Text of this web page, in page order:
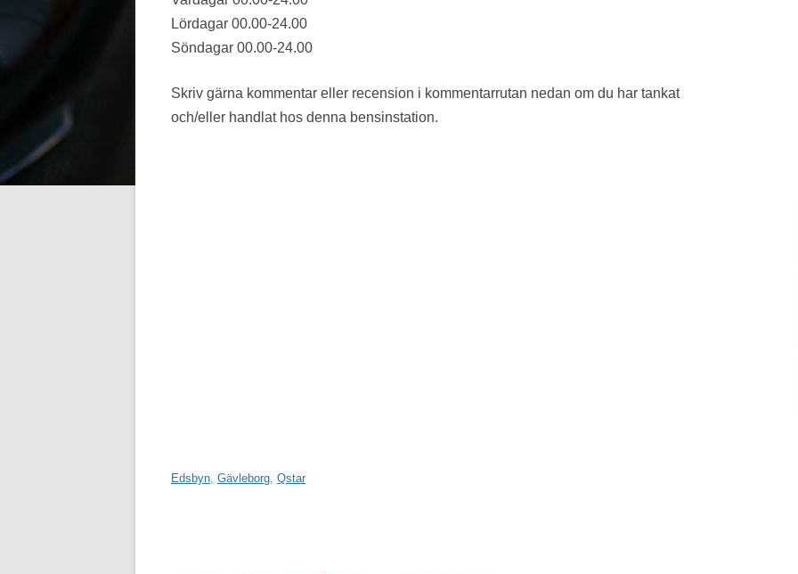
Lördagar 00.00-24.00
Söndagar 00.00-24.00
Skriv gärna kommentar eller recension i kommentarrutan nedan om du har tankat
och/eller handlat hos denna bensinstation.
Edsbyn, Gävleborg, Qstar